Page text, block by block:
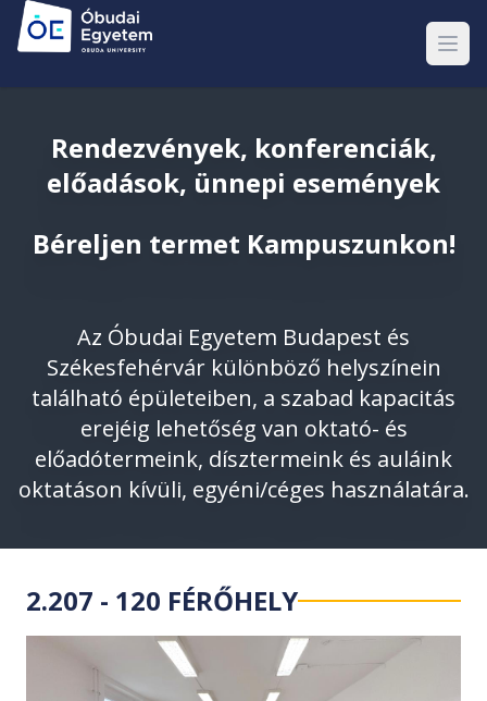
Rendezvények, konferenciák,
előadások, ünnepi események
Béreljen termet Kampuszunkon!
Az Óbudai Egyetem Budapest és
Székesfehérvár különböző helyszínein
található épületeiben, a szabad kapacitás
erejéig lehetőség van oktató- és
előadótermeink, dísztermeink és auláink
oktatáson kívüli, egyéni/céges használatára.
2.207 - 120 FÉRŐHELY